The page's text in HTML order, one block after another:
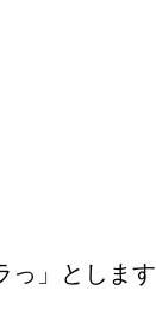
っ」とします